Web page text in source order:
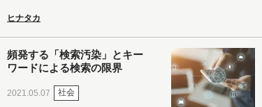
ヒナタカ
頻発する「検索汚染」とキー
ワードによる検索の限界
2021.05.07 社会